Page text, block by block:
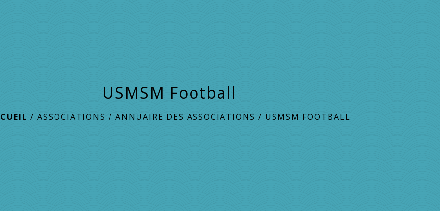
USMSM Football
/ASSOCIATIONS /ANNUAIRE DES ASSOCIATIONS / USMSM FOOTBALL